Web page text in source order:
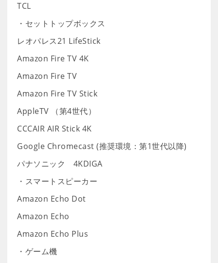
TCL
・セットトップボックス
レオパレス21 LifeStick
Amazon Fire TV 4K
Amazon Fire TV
Amazon Fire TV Stick
AppleTV （第4世代）
CCCAIR AIR Stick 4K
Google Chromecast (推奨環境：第1世代以降)
パナソニック 4KDIGA
・スマートスピーカー
Amazon Echo Dot
Amazon Echo
Amazon Echo Plus
・ゲーム機